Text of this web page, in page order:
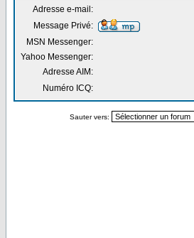
Adresse e-mail:
Message Privé:
MSN Messenger:
Yahoo Messenger:
Adresse AIM:
Numéro ICQ:
Sauter vers: